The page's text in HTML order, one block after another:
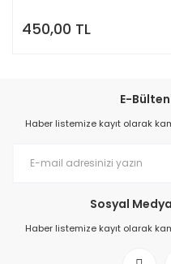
450,00 TL
E-
Haber listemize kayıt olarak
Sosyal
Haber listemize kayıt olarak